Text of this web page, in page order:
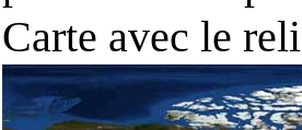
Carte avec le